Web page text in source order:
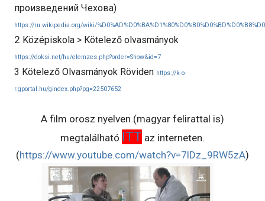
произведений Чехова)
https://ru.wikipedia.org/wiki/
2 Középiskola > Kötelező olvasmányok
https://doksi.net/hu/elemzes.php?order=Show&id=7
3 Kötelező Olvasmányok Röviden https://k-o-
r.gportal.hu/gindex.php?pg=22507652
A film orosz nyelven (magyar felirattal is)
megtalálható ITT az interneten.
(https://www.youtube.com/watch?v=7lDz_9RW5zA)